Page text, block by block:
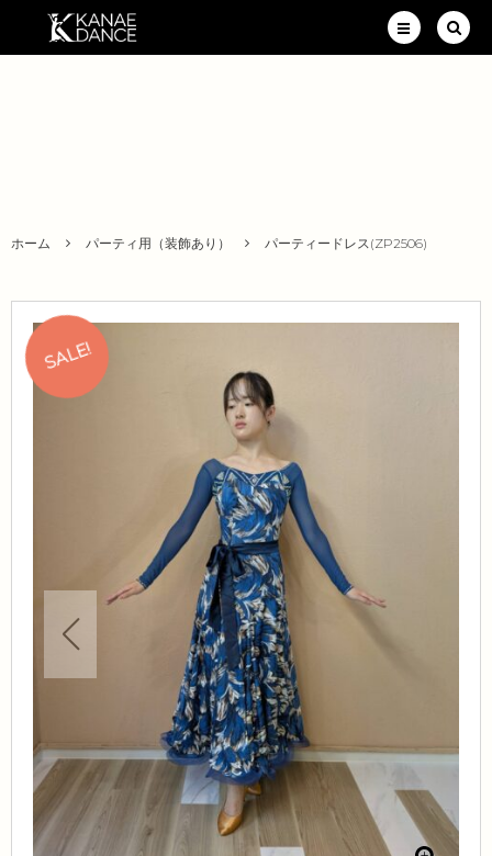
ホーム パーティ用（装飾あり） パーティードレス(ZP2506)
SALE!